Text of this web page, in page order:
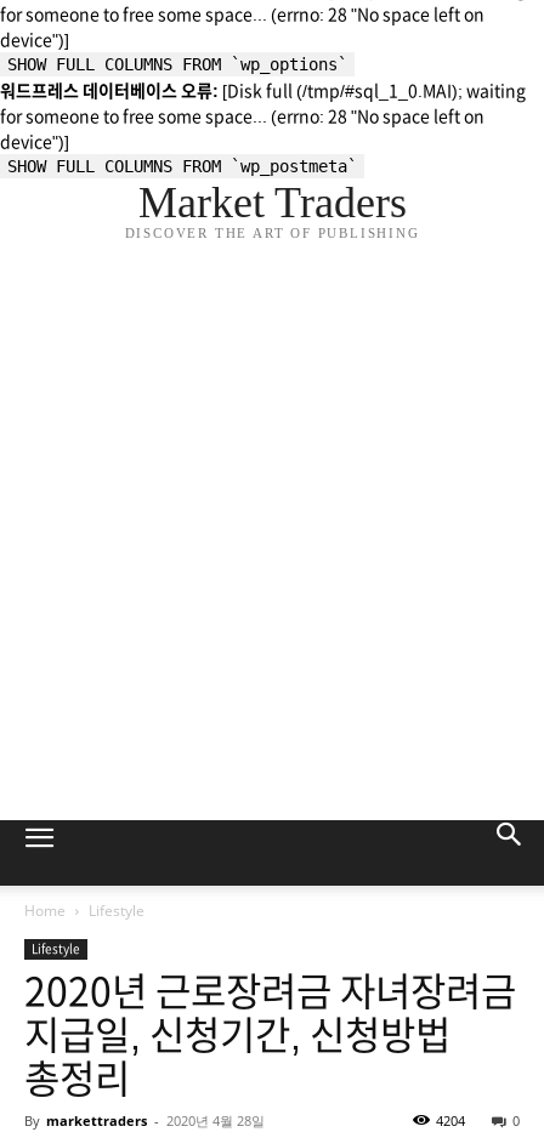
for someone to free some space... (errno: 28 "No space left on
device")]
SHOW FULL COLUMNS FROM `wp_options`
워드프레스 데이터베이스 오류: [Disk full (/tmp/#sql_1_0.MAI); waiting
for someone to free some space... (errno: 28 "No space left on
device")]
SHOW FULL COLUMNS FROM `wp_postmeta`
Market Traders
DISCOVER THE ART OF PUBLISHING
Home Lifestyle
Lifestyle
2020년 근로장려금 자녀장려금
지급일, 신청기간, 신청방법
총정리
By markettraders - 2020년 4월 28일 0
4204